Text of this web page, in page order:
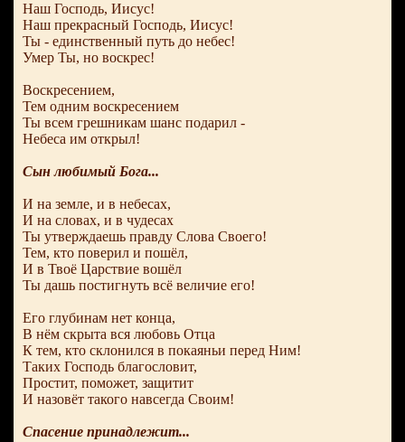
Наш Господь, Иисус!
Наш прекрасный Господь, Иисус!
Ты - единственный путь до небес!
Умер Ты, но воскрес!
Воскресением,
Тем одним воскресением
Ты всем грешникам шанс подарил -
Небеса им открыл!
Сын любимый Бога...
И на земле, и в небесах,
И на словах, и в чудесах
Ты утверждаешь правду Слова Своего!
Тем, кто поверил и пошёл,
И в Твоё Царствие вошёл
Ты дашь постигнуть всё величие его!
Его глубинам нет конца,
В нём скрыта вся любовь Отца
К тем, кто склонился в покаяньи перед Ним!
Таких Господь благословит,
Простит, поможет, защитит
И назовёт такого навсегда Своим!
Спасение принадлежит...